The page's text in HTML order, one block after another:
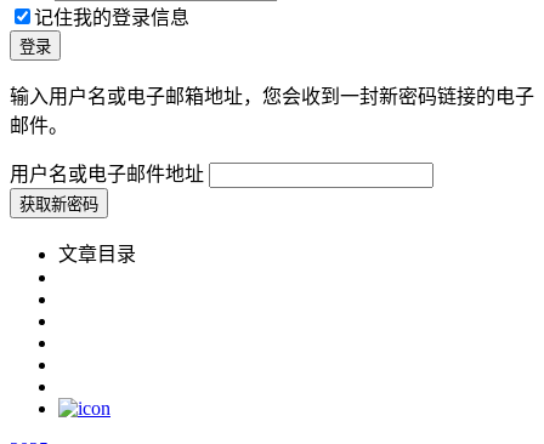
记住我的登录信息
输入用户名或电子邮箱地址，您会收到一封新密码链接的电子
邮件。
用户名或电子邮件地址
文章目录